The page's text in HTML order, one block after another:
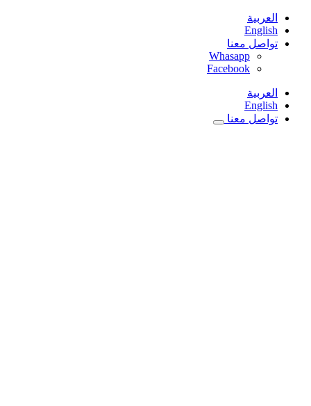
Skip
content
العربية
English
تواصل معنا
Whasapp
Facebook
العربية
English
تواصل معنا